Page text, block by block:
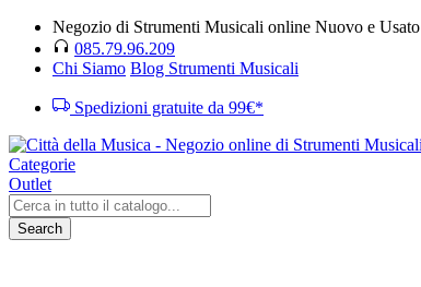
Negozio di Strumenti Musicali online Nuovo e Usato
085.79.96.209
Chi Siamo Blog Strumenti Musicali
Spedizioni gratuite da 99€*
Categorie
Outlet
Search